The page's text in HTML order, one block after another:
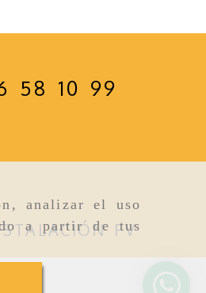
analizar el uso
a partir de tus
58 10 99
FV